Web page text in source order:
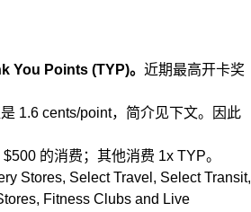
You Points (TYP)。 近期最高开卡奖
1.6 cents/point，简介见下文。因此
的消费；其他消费 1x TYP。
Stores, Select Travel, Select Transit,
Fitness Clubs and Live